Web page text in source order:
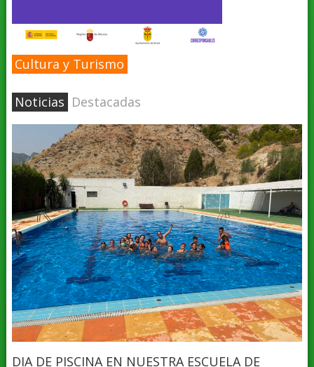
Cultura y Turismo
Noticias Destacadas
DIA DE PISCINA EN NUESTRA ESCUELA DE